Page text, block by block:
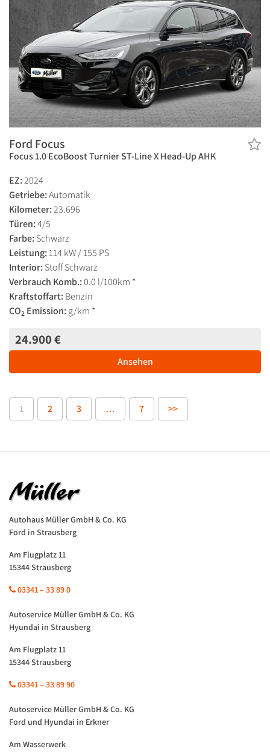
Ford Focus
Focus 1.0 EcoBoost Turnier ST-Line X Head-Up AHK
EZ:2024
Getriebe:Automatik
Kilometer:23.696
Türen:4/5
Farbe: Schwarz
Leistung: 114 kW / 155 PS
Interior: Stoff Schwarz
Verbrauch Komb.:0.0 l/100km *
Kraftstoffart: Benzin
CO2 Emission: g/km *
24.900 €
Ansehen
1 2 3 … 7 >>
Autohaus Müller GmbH & Co. KG
Ford in Strausberg
Am Flugplatz 11
15344 Strausberg
03341 – 33 89 0
Autoservice Müller GmbH & Co. KG
Hyundai in Strausberg
Am Flugplatz 11
15344 Strausberg
03341 – 33 89 90
Autoservice Müller GmbH & Co. KG
Ford und Hyundai in Erkner
Am Wasserwerk